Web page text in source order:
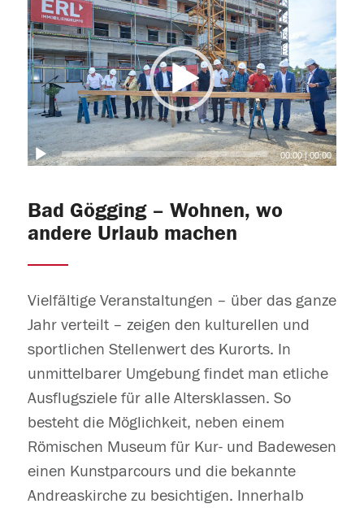
00:00|00:00
Bad Gögging – Wohnen, wo
andere Urlaub machen
Vielfältige Veranstaltungen – über das ganze
Jahr verteilt – zeigen den kulturellen und
sportlichen Stellenwert des Kurorts. In
unmittelbarer Umgebung findet man etliche
Ausflugsziele für alle Altersklassen. So
besteht die Möglichkeit, neben einem
Römischen Museum für Kur- und Badewesen
einen Kunstparcours und die bekannte
Andreaskirche zu besichtigen. Innerhalb